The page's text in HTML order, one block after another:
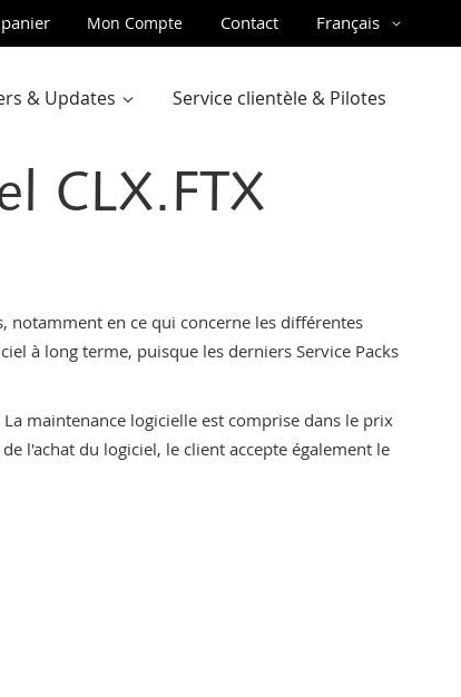
Mon Compte Contact Langue
Français
& Updates Service clientèle & Pilotes
CLX.FTX
notamment en ce qui concerne les différentes
à long terme, puisque les derniers Service Packs
maintenance logicielle est comprise dans le prix
l'achat du logiciel, le client accepte également le